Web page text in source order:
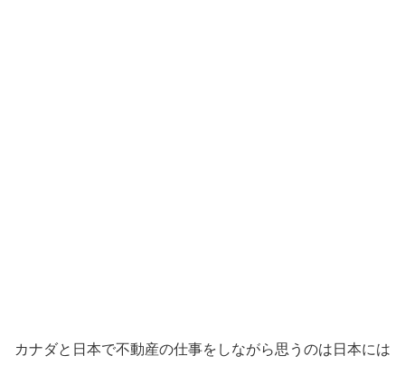
カナダと日本で不動産の仕事をしながら思うのは日本には